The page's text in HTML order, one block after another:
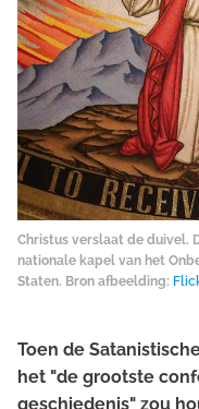
Christus verslaat de duivel.
nationale kapel van het
Staten. Bron afbeelding:
Toen de
het "de grootste
geschiedenis" zou